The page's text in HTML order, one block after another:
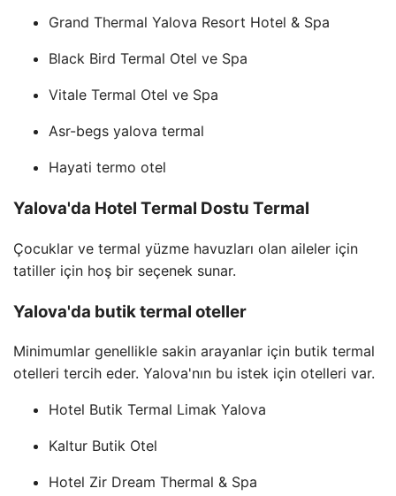
Grand Thermal Yalova Resort Hotel & Spa
Black Bird Termal Otel ve Spa
Vitale Termal Otel ve Spa
Asr-begs yalova termal
Hayati termo otel
Yalova'da Hotel Termal Dostu Termal
Çocuklar ve termal yüzme havuzları olan aileler için
tatiller için hoş bir seçenek sunar.
Yalova'da butik termal oteller
Minimumlar genellikle sakin arayanlar için butik termal
otelleri tercih eder. Yalova'nın bu istek için otelleri var.
Hotel Butik Termal Limak Yalova
Kaltur Butik Otel
Hotel Zir Dream Thermal & Spa